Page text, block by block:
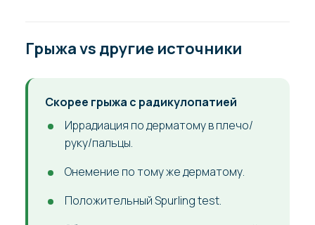
Грыжа vs другие источники
Скорее грыжа с радикулопатией
Иррадиация по дерматому в плечо/
руку/пальцы.
Онемение по тому же дерматому.
Положительный Spurling test.